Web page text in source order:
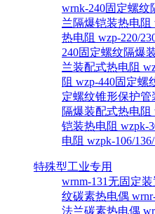
wrnk-240固定螺纹
兰隔爆铠装热电阻
热电阻 wzp-220/
240固定螺纹隔爆
兰装配式热电阻
阻 wzp-440固定螺
定螺纹锥形保护管
隔爆装配式热电阻
铠装热电阻 wzpk-
电阻 wzpk-106/
特殊型工业专用
wrnm-131无固定
纹碳素热电偶
法兰碳素热电偶